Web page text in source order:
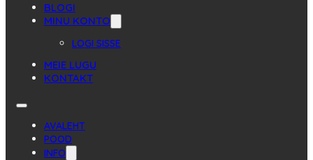
BLOGI
MINU KONTO
LOGI SISSE
MEIE LUGU
KONTAKT
AVALEHT
POOD
INFO